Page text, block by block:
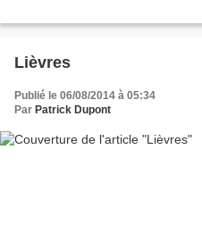
Lièvres
Publié le 06/08/2014 à 05:34
Par Patrick Dupont